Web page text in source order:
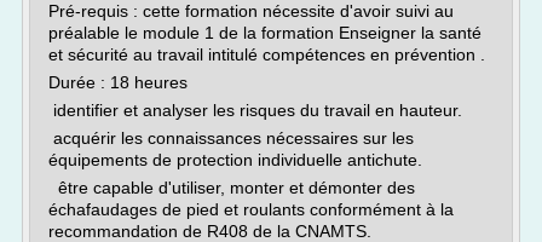
Pré-requis : cette formation nécessite d'avoir suivi au
préalable le module 1 de la formation Enseigner la santé
et sécurité au travail intitulé compétences en prévention .
Durée : 18 heures
identifier et analyser les risques du travail en hauteur.
acquérir les connaissances nécessaires sur les
équipements de protection individuelle antichute.
être capable d'utiliser, monter et démonter des
échafaudages de pied et roulants conformément à la
recommandation de R408 de la CNAMTS.